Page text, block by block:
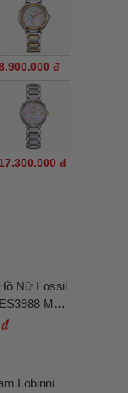
đ
17.300.000 đ
Nữ Fossil
Màu
Lobinni